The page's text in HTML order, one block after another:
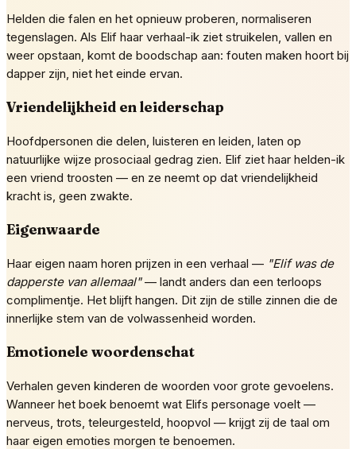
Helden die falen en het opnieuw proberen, normaliseren
tegenslagen. Als Elif haar verhaal-ik ziet struikelen, vallen en
weer opstaan, komt de boodschap aan: fouten maken hoort bij
dapper zijn, niet het einde ervan.
Vriendelijkheid en leiderschap
Hoofdpersonen die delen, luisteren en leiden, laten op
natuurlijke wijze prosociaal gedrag zien. Elif ziet haar helden-ik
een vriend troosten — en ze neemt op dat vriendelijkheid
kracht is, geen zwakte.
Eigenwaarde
Haar eigen naam horen prijzen in een verhaal — "Elif was de
dapperste van allemaal"— landt anders dan een terloops
complimentje. Het blijft hangen. Dit zijn de stille zinnen die de
innerlijke stem van de volwassenheid worden.
Emotionele woordenschat
Verhalen geven kinderen de woorden voor grote gevoelens.
Wanneer het boek benoemt wat Elifs personage voelt —
nerveus, trots, teleurgesteld, hoopvol — krijgt zij de taal om
haar eigen emoties morgen te benoemen.